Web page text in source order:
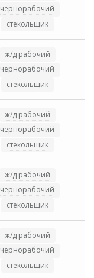
чернорабочий
стекольщик
ж/д рабочий
чернорабочий
стекольщик
ж/д рабочий
чернорабочий
стекольщик
ж/д рабочий
чернорабочий
стекольщик
ж/д рабочий
чернорабочий
стекольщик